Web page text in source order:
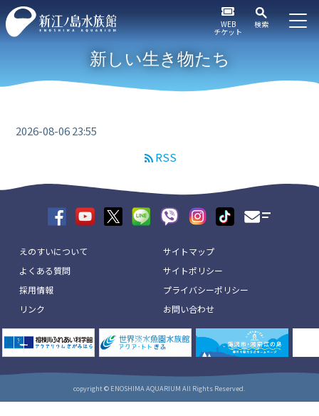
WEB
チケット
検索
新しい生き物たち
2026-08-06 23:55
RSS
えのすいについて
よくある質問
採用情報
リンク
サイトマップ
サイトポリシー
プライバシーポリシー
お問い合わせ
copyright © ENOSHIMA AQUARIUM All Rights Reserved.